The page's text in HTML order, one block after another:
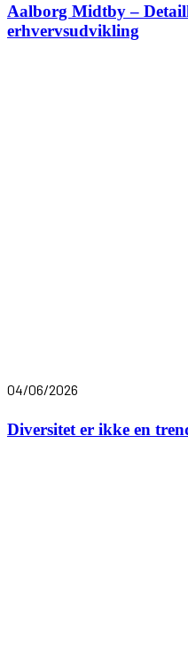
Aalborg Midtby –
erhvervsudvikling
04/06/2026
Diversitet er ikke en